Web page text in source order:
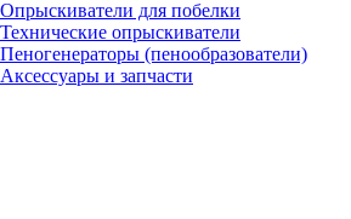
Опрыскиватели для побелки
Технические опрыскиватели
Пеногенераторы (пенообразователи)
Аксессуары и запчасти